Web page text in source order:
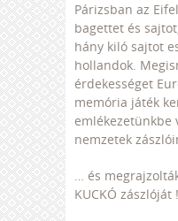
Párizsban az
bagettet és
hány kiló sajtot
hollandok.
érdekességet
memória játék
emlékezetünkbe
nemzetek
… és
KUCKÓ zászlóját !